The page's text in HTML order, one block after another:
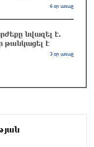
6 ժամ առաջ
Զովունի-
վիրավոր
6 օր առաջ
նվազել է.
թանկացել է
3 օր առաջ